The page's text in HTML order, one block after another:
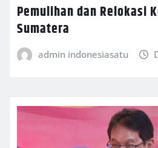
Pemulihan dan Relokasi
Sumatera
admin indonesiasatu